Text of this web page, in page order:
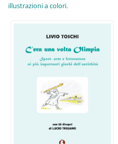
illustrazioni a colori.